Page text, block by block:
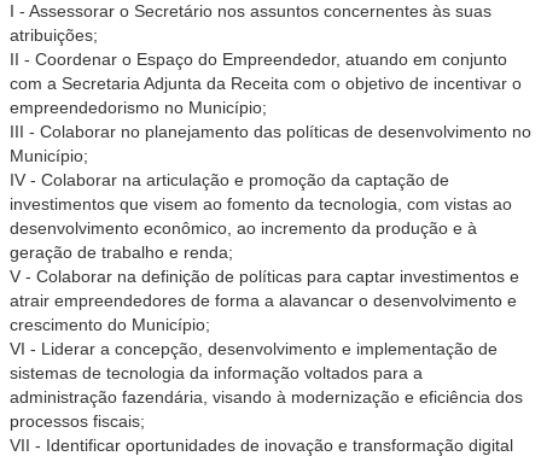
I - Assessorar o Secretário nos assuntos concernentes às suas
atribuições;
II - Coordenar o Espaço do Empreendedor, atuando em conjunto
com a Secretaria Adjunta da Receita com o objetivo de incentivar o
empreendedorismo no Município;
III - Colaborar no planejamento das políticas de desenvolvimento no
Município;
IV - Colaborar na articulação e promoção da captação de
investimentos que visem ao fomento da tecnologia, com vistas ao
desenvolvimento econômico, ao incremento da produção e à
geração de trabalho e renda;
V - Colaborar na definição de políticas para captar investimentos e
atrair empreendedores de forma a alavancar o desenvolvimento e
crescimento do Município;
VI - Liderar a concepção, desenvolvimento e implementação de
sistemas de tecnologia da informação voltados para a
administração fazendária, visando à modernização e eficiência dos
processos fiscais;
VII - Identificar oportunidades de inovação e transformação digital